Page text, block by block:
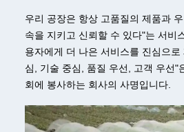
우리 공장은 항상 고품질의 제품과
속을 지키고 신뢰할 수 있다"는 서비
용자에게 더 나은 서비스를 진심으
심, 기술 중심, 품질 우선, 고객 우선"
회에 봉사하는 회사의 사명입니다.